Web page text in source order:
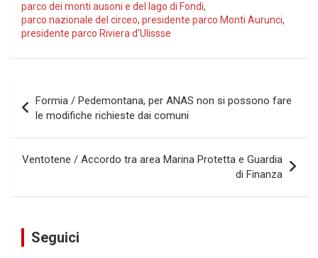
parco dei monti ausoni e del lago di Fondi,
parco nazionale del circeo, presidente parco Monti Aurunci,
presidente parco Riviera d'Ulissse
articoli
Formia / Pedemontana, per ANAS non si possono fare
le modifiche richieste dai comuni
Ventotene / Accordo tra area Marina Protetta e Guardia
di Finanza
Seguici